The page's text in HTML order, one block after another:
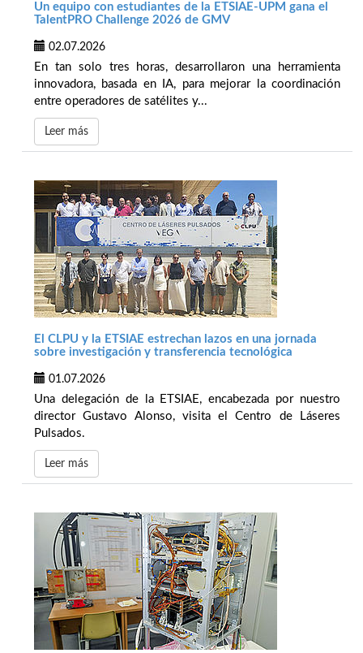
Un equipo con estudiantes de la ETSIAE-UPM gana el
TalentPRO Challenge 2026 de GMV
02.07.2026
En tan solo tres horas, desarrollaron una herramienta
innovadora, basada en IA, para mejorar la coordinación
entre operadores de satélites y...
Leer más
El CLPU y la ETSIAE estrechan lazos en una jornada
sobre investigación y transferencia tecnológica
01.07.2026
Una delegación de la ETSIAE, encabezada por nuestro
director Gustavo Alonso, visita el Centro de Láseres
Pulsados.
Leer más